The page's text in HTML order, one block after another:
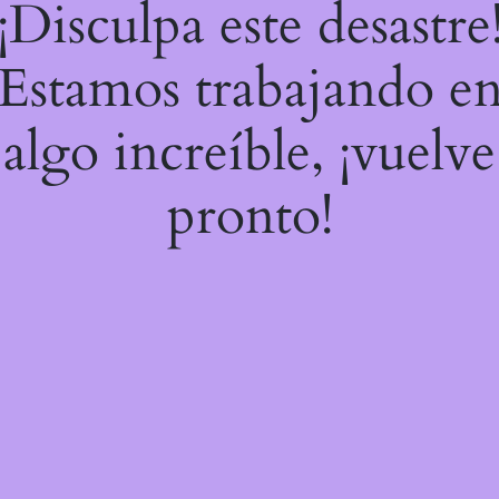
este
trabajando
algo increíble, ¡vuelve
pronto!